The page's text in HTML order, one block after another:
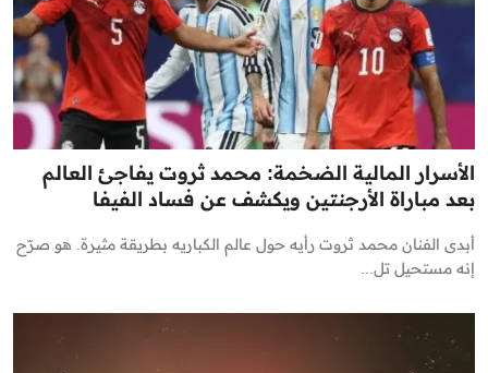
الأسرار المالية الضخمة: محمد ثروت يفاجئ العالم
بعد مباراة الأرجنتين ويكشف عن فساد الفيفا
أبدى الفنان محمد ثروت رأيه حول عالم الكباريه بطريقة مثيرة. هو صرّح
إنه مستحيل تل...